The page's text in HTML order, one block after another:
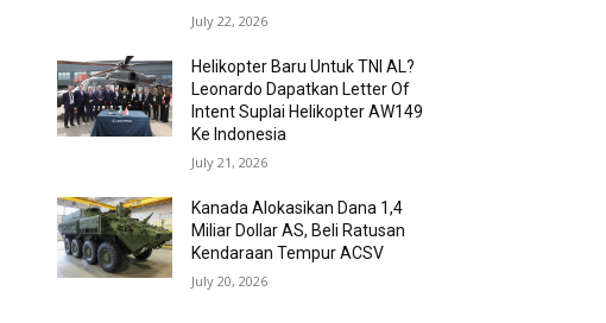
July 22, 2026
Helikopter Baru Untuk TNI AL?
Leonardo Dapatkan Letter Of
Intent Suplai Helikopter AW149
Ke Indonesia
July 21, 2026
Kanada Alokasikan Dana 1,4
Miliar Dollar AS, Beli Ratusan
Kendaraan Tempur ACSV
July 20, 2026